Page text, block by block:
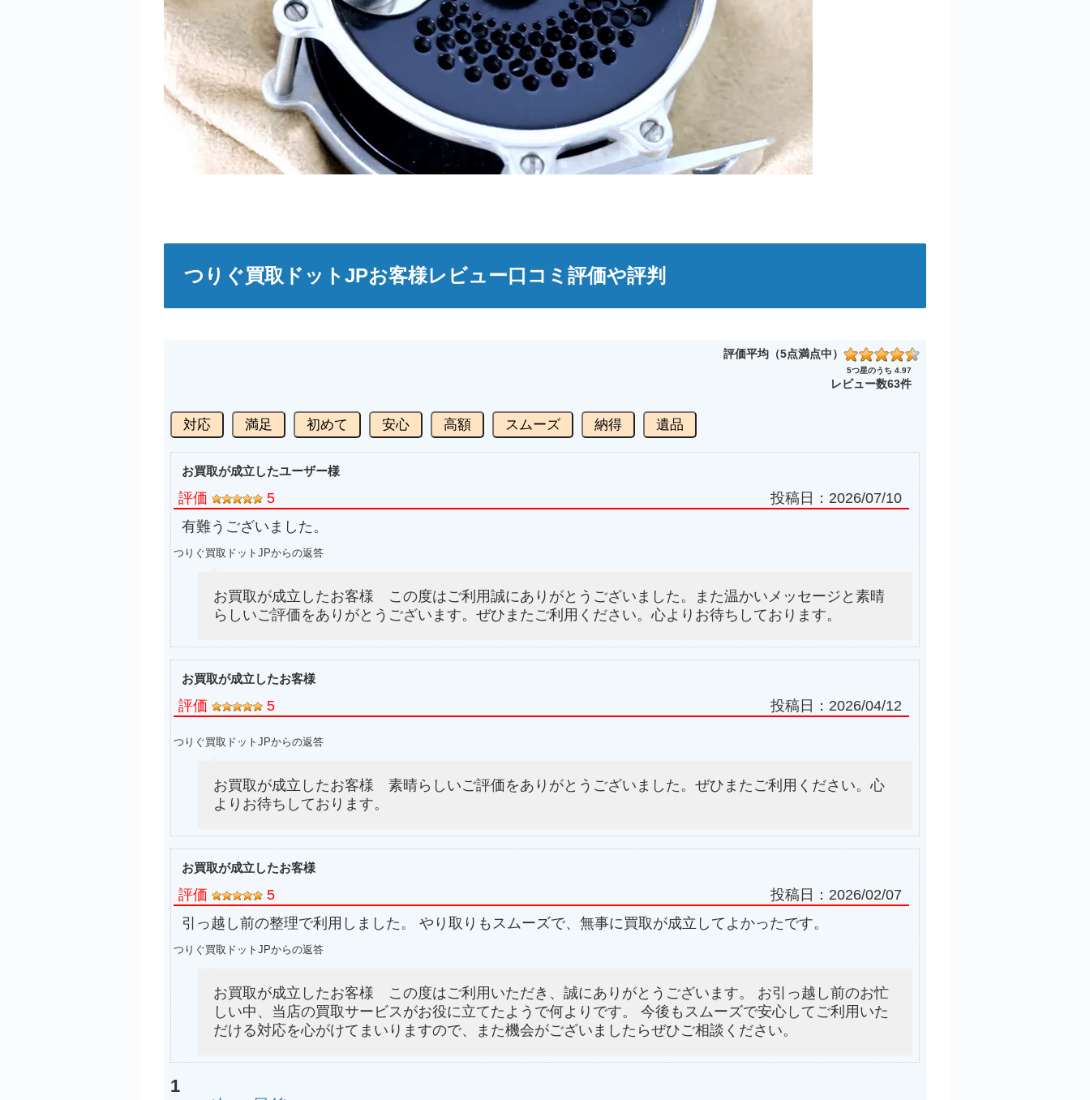
つりぐ買取ドットJPお客様レビュー口コミ評価や評判
評価平均（5点満点中）
5つ星のうち 4.97
レビュー数63件
対応 満足 初めて 安心 高額 スムーズ 納得 遺品
お買取が成立したユーザー様
評価 5 投稿日： 2026/07/10
有難うございました。
つりぐ買取ドットJPからの返答
お買取が成立したお客様 この度はご利用誠にありがとうございました。また温かいメッセージと素晴
らしいご評価をありがとうございます。ぜひまたご利用ください。心よりお待ちしております。
お買取が成立したお客様
評価 5 投稿日： 2026/04/12
つりぐ買取ドットJPからの返答
お買取が成立したお客様 素晴らしいご評価をありがとうございました。ぜひまたご利用ください。心
よりお待ちしております。
お買取が成立したお客様
評価 5 投稿日： 2026/02/07
引っ越し前の整理で利用しました。 やり取りもスムーズで、無事に買取が成立してよかったです。
つりぐ買取ドットJPからの返答
お買取が成立したお客様 この度はご利用いただき、誠にありがとうございます。 お引っ越し前のお忙
しい中、当店の買取サービスがお役に立てたようで何よりです。 今後もスムーズで安心してご利用いた
だける対応を心がけてまいりますので、また機会がございましたらぜひご相談ください。
1